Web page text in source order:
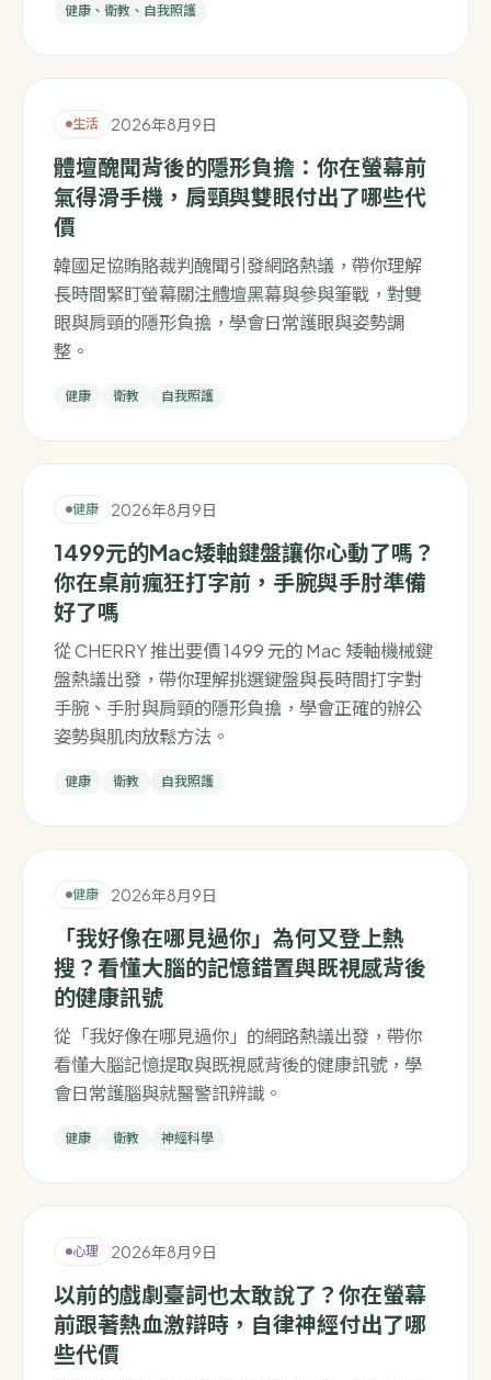
健康、衛教、自我照護
生活 2026年8月9日
體壇醜聞背後的隱形負擔：你在螢幕前
氣得滑手機，肩頸與雙眼付出了哪些代
價
韓國足協賄賂裁判醜聞引發網路熱議，帶你理解
長時間緊盯螢幕關注體壇黑幕與參與筆戰，對雙
眼與肩頸的隱形負擔，學會日常護眼與姿勢調
整。
健康 衛教 自我照護
健康 2026年8月9日
1499元的Mac矮軸鍵盤讓你心動了嗎？
你在桌前瘋狂打字前，手腕與手肘準備
好了嗎
從 CHERRY 推出要價 1499 元的 Mac 矮軸機械鍵
盤熱議出發，帶你理解挑選鍵盤與長時間打字對
手腕、手肘與肩頸的隱形負擔，學會正確的辦公
姿勢與肌肉放鬆方法。
健康 衛教 自我照護
健康 2026年8月9日
「我好像在哪見過你」為何又登上熱
搜？看懂大腦的記憶錯置與既視感背後
的健康訊號
從「我好像在哪見過你」的網路熱議出發，帶你
看懂大腦記憶提取與既視感背後的健康訊號，學
會日常護腦與就醫警訊辨識。
健康 衛教 神經科學
心理 2026年8月9日
以前的戲劇臺詞也太敢說了？你在螢幕
前跟著熱血激辯時，自律神經付出了哪
些代價